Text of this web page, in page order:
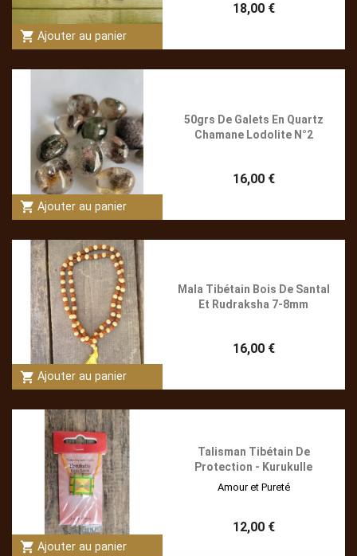
shopping_cart Ajouter au panier
18,00 €
shopping_cart Ajouter au panier
50grs De Galets En Quartz
Chamane Lodolite N°2
16,00 €
shopping_cart Ajouter au panier
Mala Tibétain Bois De Santal
Et Rudraksha 7-8mm
16,00 €
shopping_cart Ajouter au panier
Talisman Tibétain De
Protection - Kurukulle
Amour et Pureté
12,00 €